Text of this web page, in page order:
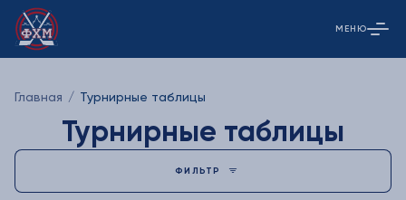
Открыть
МЕНЮ
Главная / Турнирные таблицы
Турнирные таблицы
ФИЛЬТР